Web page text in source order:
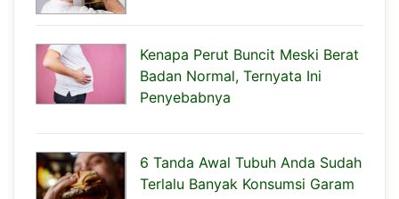
Kenapa Perut Buncit Meski Berat
Badan Normal, Ternyata Ini
Penyebabnya
6 Tanda Awal Tubuh Anda Sudah
Terlalu Banyak Konsumsi Garam